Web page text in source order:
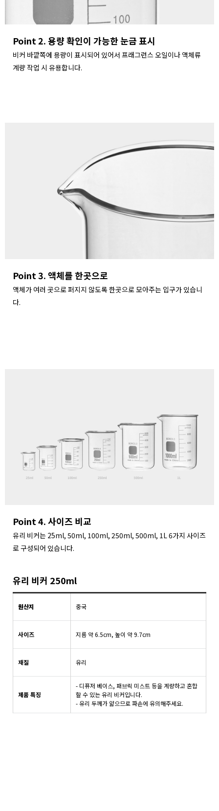
Point 2. 용량 확인이 가능한 눈금 표시
비커 바깥쪽에 용량이 표시되어 있어서 프래그런스 오일이나 액체류
계량 작업 시 유용합니다.
Point 3. 액체를 한곳으로
액체가 여러 곳으로 퍼지지 않도록 한곳으로 모아주는 입구가 있습니
다.
Point 4. 사이즈 비교
유리 비커는 25ml, 50ml, 100ml, 250ml, 500ml, 1L 6가지 사이즈
로 구성되어 있습니다.
유리 비커 250ml
원산지 중국
사이즈 지름 약 6.5cm, 높이 약 9.7cm
재질 유리
제품 특징
- 디퓨저 베이스, 패브릭 미스트 등을 계량하고 혼합
할 수 있는 유리 비커입니다.
- 유리 두께가 얇으므로 파손에 유의해주세요.